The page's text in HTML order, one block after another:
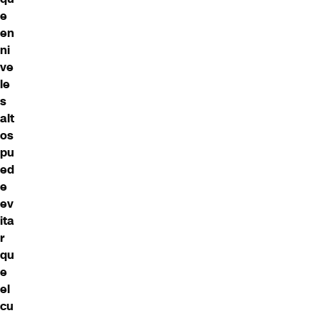
e
en
ni
ve
le
s
alt
os
pu
ed
e
ev
ita
r
qu
e
el
cu